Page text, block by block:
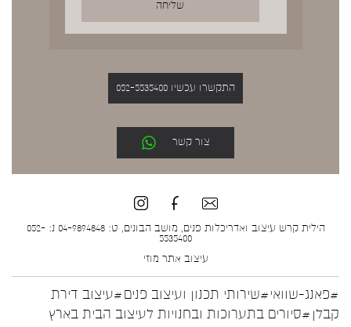
התקשרו עכשיו 052-5535400
צור קשר
הילית קרש עיצוב ואדריכלות פנים, מושב הבונים, ט: 04-9894848 נ: 052-
5535400
עיצוב אתר מוזי
#פאנג-שוואי#שירותי תכנון ועיצוב פנים#עיצוב דירת
קבלן #סיורים בתערוכות ובחנויות לעיצוב הבית בארץ